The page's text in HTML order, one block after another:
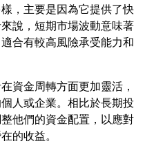
，主要是因為它提供了快
說，短期市場波動意味著
合有較高風險承受能力和
資金周轉方面更加靈活，
人或企業。相比於長期投
他們的資金配置，以應對